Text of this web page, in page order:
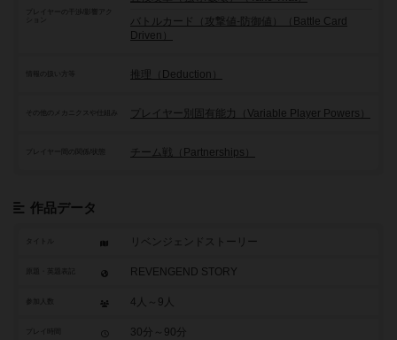
プレイヤーの干渉/影響アク
バトルカード（攻撃値-防御値）（Battle Card
Driven）
推理（Deduction）
その他のメカニクスや仕組み プレイヤー別固有能力（Variable Player Powers）
プレイヤー間の関係/状態 チーム戦（Partnerships）
作品データ
タイトル リベンジェンドストーリー
REVENGEND STORY
参加人数 4人～9人
30分～90分